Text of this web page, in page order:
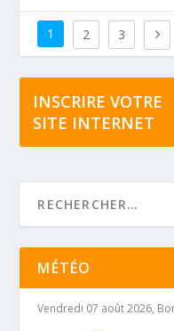
1 2 3
INSCRIRE VOTRE
SITE INTERNET
MÉTÉO
Vendredi 07 août 2026,